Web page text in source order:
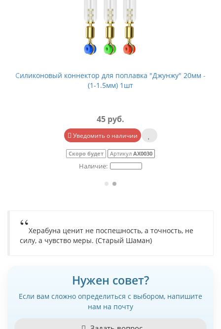
Силиконовый коннектор для поплавка "Джунжу" 20мм -
(1-1.5мм) 1шт
45 руб.
Уведомить о наличии
Скоро будет Артикул АХ0030
Херабуна ценит не поспешность, а точность, не
силу, а чувство меры. (Старый Шаман)
Нужен совет?
Если вам сложно определиться с выбором, напишите
нам на почту